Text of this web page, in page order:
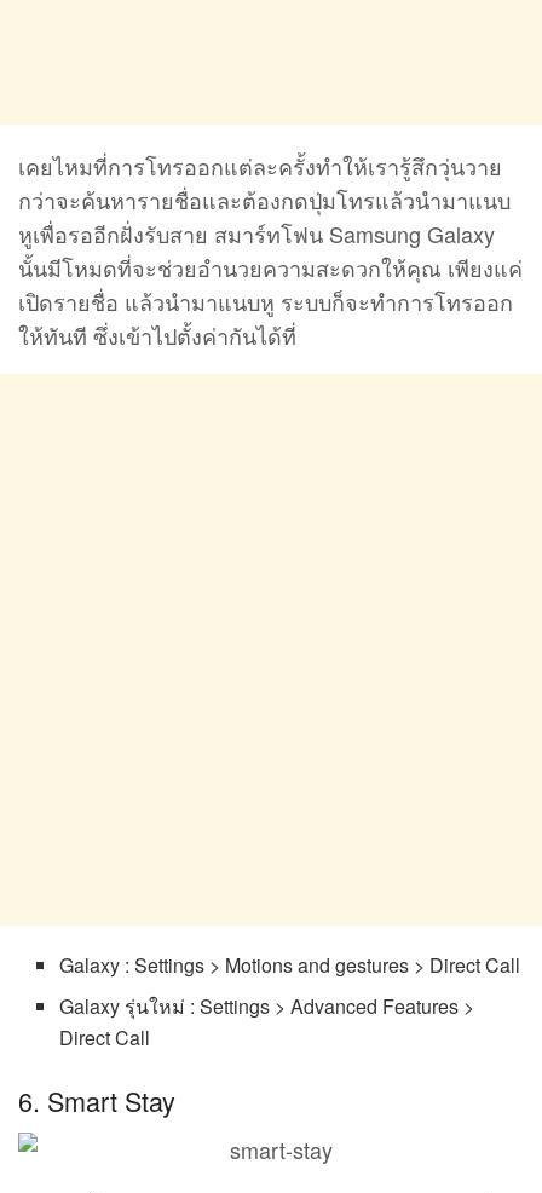
เคยไหมที่การโทรออกแต่ละครั้งทำให้เรารู้สึกวุ่นวาย
กว่าจะค้นหารายชื่อและต้องกดปุ่มโทรแล้วนำมาแนบ
หูเพื่อรออีกฝั่งรับสาย สมาร์ทโฟน Samsung Galaxy
นั้นมีโหมดที่จะช่วยอำนวยความสะดวกให้คุณ เพียงแค่
เปิดรายชื่อ แล้วนำมาแนบหู ระบบก็จะทำการโทรออก
ให้ทันที ซึ่งเข้าไปตั้งค่ากันได้ที่
Galaxy : Settings > Motions and gestures > Direct Call
Galaxy รุ่นใหม่ : Settings > Advanced Features >
Direct Call
6. Smart Stay